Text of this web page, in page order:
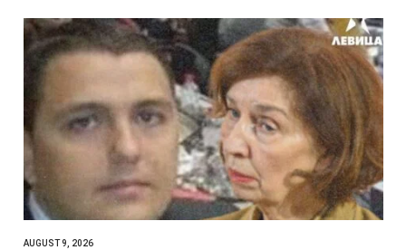
AUGUST 9, 2026